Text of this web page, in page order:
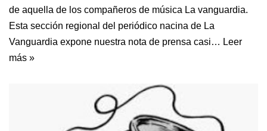
de aquella de los compañeros de música La vanguardia.
Esta sección regional del periódico nacina de La
Vanguardia expone nuestra nota de prensa casi… Leer
más »